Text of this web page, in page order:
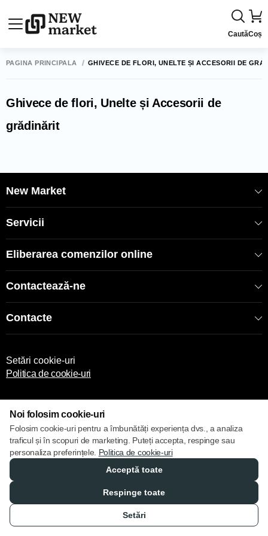
CautăCoș
PAGINA PRINCIPALĂ GHIVECE DE FLORI, UNELTE ȘI ACCESORII DE
Ghivece de flori, Unelte și Accesorii de
grădinărit
New Market
Servicii
Eliberarea comenzilor online
Contactează-ne
Contacte
Setări cookie-uri
Politica de cookie-uri
© 2013 – 2026 ECOM
Catalog Coș
Noi folosim cookie-uri
Folosim cookie-uri pentru a îmbunătăți experiența dvs., a analiza
traficul și în scopuri de marketing. Puteți accepta, respinge sau
personaliza preferințele. Politica de cookie-uri
Acceptă toate
Respinge toate
Setări